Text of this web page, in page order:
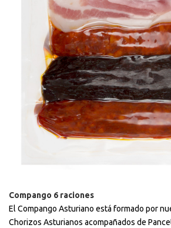
Compango 6 raciones
El Compango Asturiano está formado por
Chorizos Asturianos acompañados de